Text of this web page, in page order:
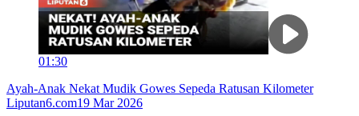
01:30
Ayah-Anak Nekat Mudik Gowes Sepeda Ratusan Kilometer
Liputan6.com19 Mar 2026